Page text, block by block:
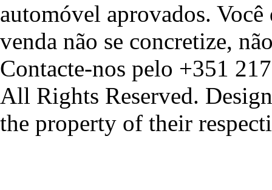
automóvel aprovados.
venda não se concretize,
Contacte-nos pelo +351
All Rights Reserved.
the property of their